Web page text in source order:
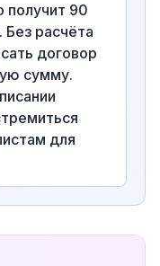
получит 90
Без расчёта
договор
сумму.
для